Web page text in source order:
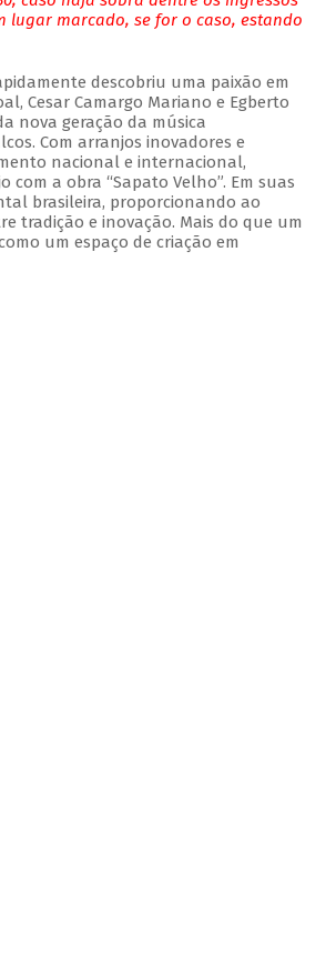
lugar marcado, se for o caso, estando
descobriu uma paixão em
Cesar Camargo Mariano e Egberto
nova geração da música
Com arranjos inovadores e
nacional e internacional,
a obra “Sapato Velho”. Em suas
brasileira, proporcionando ao
tradição e inovação. Mais do que um
um espaço de criação em